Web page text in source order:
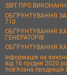
ЗВІТ ПРО
ОБҐРУНТУВАННЯ
710
ОБҐРУНТУВАННЯ
ГЕНЕРАТОРІВ
ОБҐРУНТУВАННЯ
Інформація на
від 16 грудня 2020
пов’язана продукція